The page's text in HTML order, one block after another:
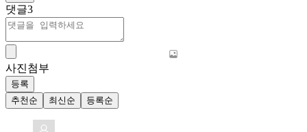
댓글3
사진첨부
등록
추천순
최신순 등록순